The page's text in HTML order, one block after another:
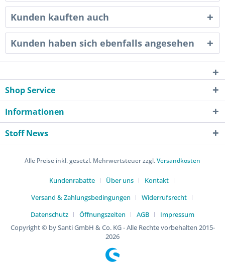
Kunden kauften auch
Kunden haben sich ebenfalls angesehen
Shop Service
Informationen
Stoff News
Alle Preise inkl. gesetzl. Mehrwertsteuer zzgl.Versandkosten
Kundenrabatte Über uns
Kontakt
Versand & Zahlungsbedingungen
Widerrufsrecht
Datenschutz
Öffnungszeiten AGB
Impressum
Copyright © by Santi GmbH & Co. KG - Alle Rechte vorbehalten 2015-
2026